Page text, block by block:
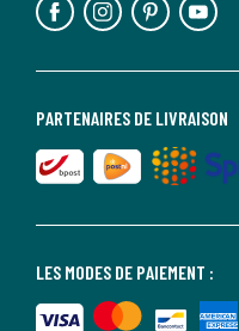
LES MODES DE PAIEMENT :
PARTENAIRES DE LIVRAISON